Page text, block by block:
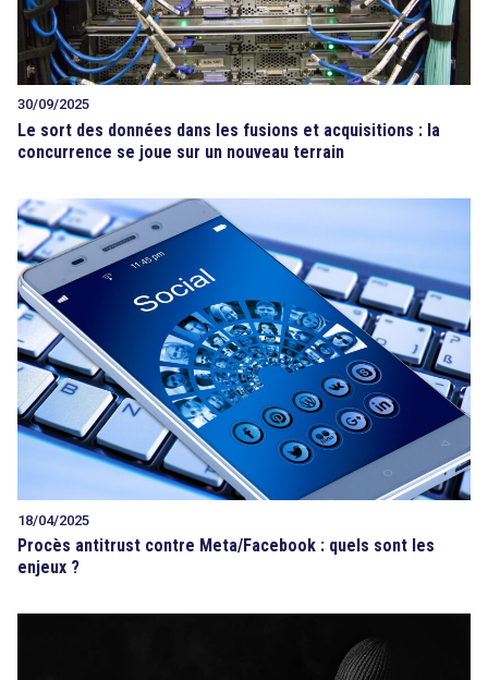
30/09/2025
Le sort des données dans les fusions et acquisitions : la
concurrence se joue sur un nouveau terrain
18/04/2025
Procès antitrust contre Meta/Facebook : quels sont les
enjeux ?